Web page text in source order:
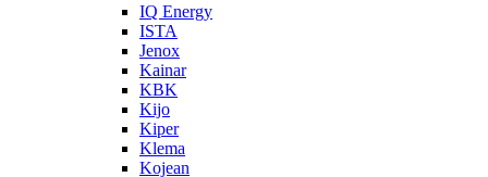
IQ Energy
ISTA
Jenox
Kainar
KBK
Kijo
Kiper
Klema
Kojean